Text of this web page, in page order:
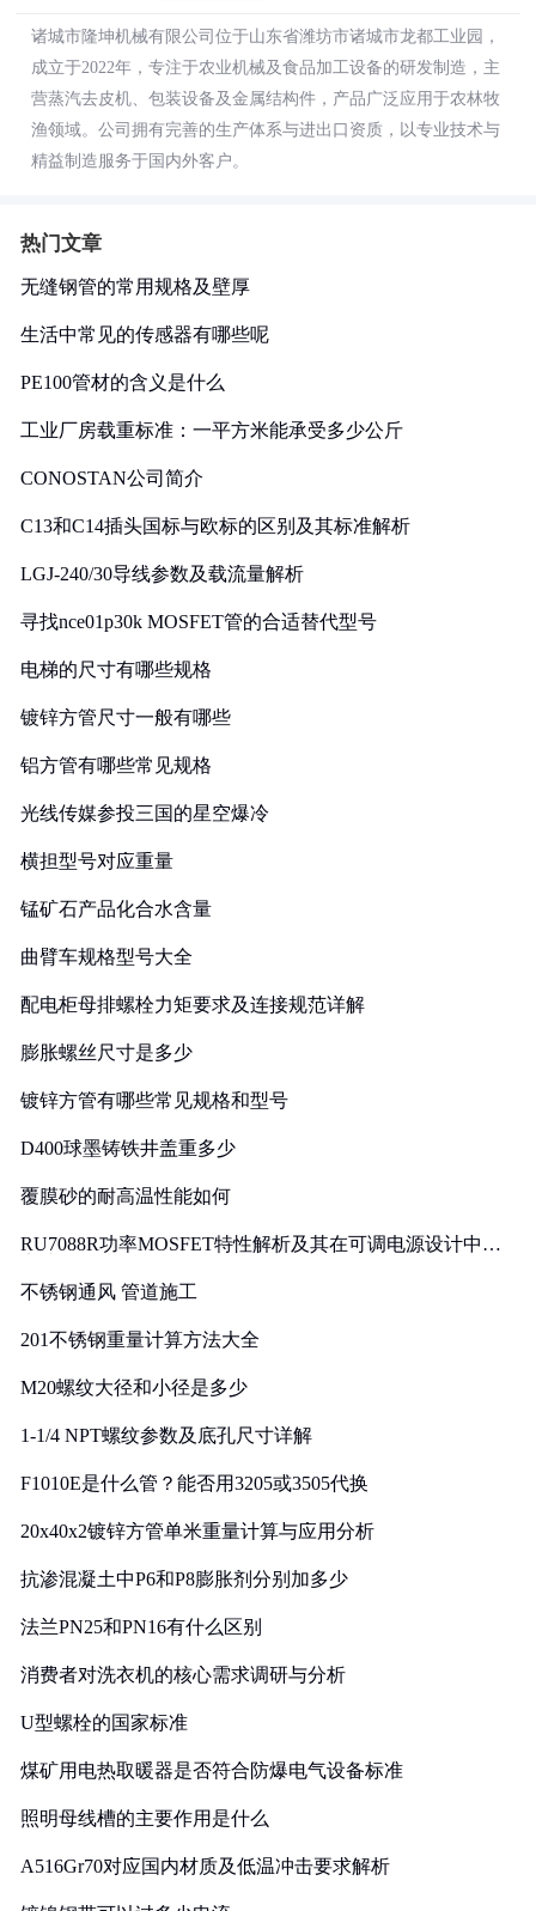
诸城市隆坤机械有限公司位于山东省潍坊市诸城市龙都工业园，
成立于2022年，专注于农业机械及食品加工设备的研发制造，主
营蒸汽去皮机、包装设备及金属结构件，产品广泛应用于农林牧
渔领域。公司拥有完善的生产体系与进出口资质，以专业技术与
精益制造服务于国内外客户。
热门文章
无缝钢管的常用规格及壁厚
生活中常见的传感器有哪些呢
PE100管材的含义是什么
工业厂房载重标准：一平方米能承受多少公斤
CONOSTAN公司简介
C13和C14插头国标与欧标的区别及其标准解析
LGJ-240/30导线参数及载流量解析
寻找nce01p30k MOSFET管的合适替代型号
电梯的尺寸有哪些规格
镀锌方管尺寸一般有哪些
铝方管有哪些常见规格
光线传媒参投三国的星空爆冷
横担型号对应重量
锰矿石产品化合水含量
曲臂车规格型号大全
配电柜母排螺栓力矩要求及连接规范详解
膨胀螺丝尺寸是多少
镀锌方管有哪些常见规格和型号
D400球墨铸铁井盖重多少
覆膜砂的耐高温性能如何
RU7088R功率MOSFET特性解析及其在可调电源设计中的
不锈钢通风 管道施工
201不锈钢重量计算方法大全
M20螺纹大径和小径是多少
1-1/4 NPT螺纹参数及底孔尺寸详解
F1010E是什么管？能否用3205或3505代换
20x40x2镀锌方管单米重量计算与应用分析
抗渗混凝土中P6和P8膨胀剂分别加多少
法兰PN25和PN16有什么区别
消费者对洗衣机的核心需求调研与分析
U型螺栓的国家标准
煤矿用电热取暖器是否符合防爆电气设备标准
照明母线槽的主要作用是什么
A516Gr70对应国内材质及低温冲击要求解析